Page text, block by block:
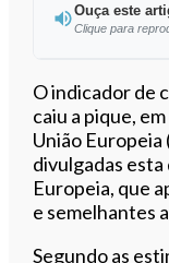
Ouça este
Clique para
O indicador de
caiu a pique,
União Europeia
divulgadas
Europeia, que
e semelhantes
Segundo as